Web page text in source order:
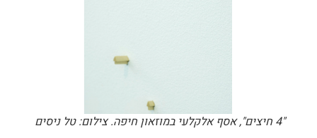
"4 חיצים", אסף אלקלעי במוזאון חיפה. צילום: טל ניסים